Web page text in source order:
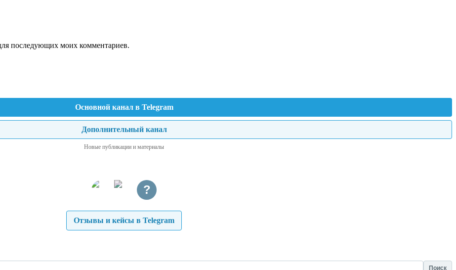
последующих моих комментариев.
Основной канал в Telegram
Дополнительный канал
Новые публикации и материалы
?
Отзывы и кейсы в Telegram